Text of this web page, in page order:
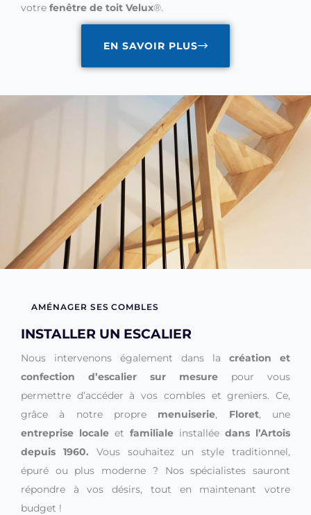
votre fenêtre de toit Velux®.
EN SAVOIR PLUS
AMÉNAGER SES COMBLES
INSTALLER UN ESCALIER
Nous intervenons également dans la création et
confection d’escalier sur mesure pour vous
permettre d’accéder à vos combles et greniers. Ce,
grâce à notre propre menuiserie, Floret, une
entreprise locale et familiale installée dans l’Artois
depuis 1960. Vous souhaitez un style traditionnel,
épuré ou plus moderne ? Nos spécialistes sauront
répondre à vos désirs, tout en maintenant votre
budget !